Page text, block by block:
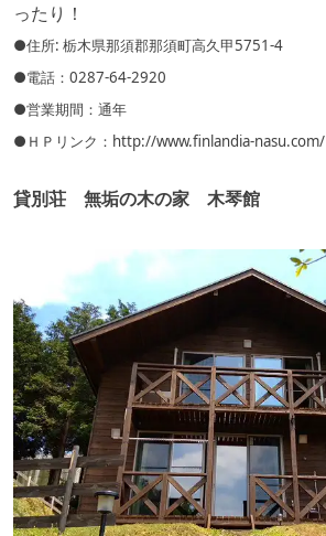
ったり！
●住所: 栃木県那須郡那須町高久甲5751-4
●電話：0287-64-2920
●営業期間：通年
●ＨＰリンク： http://www.finlandia-nasu.com/
貸別荘 無垢の木の家 木琴館